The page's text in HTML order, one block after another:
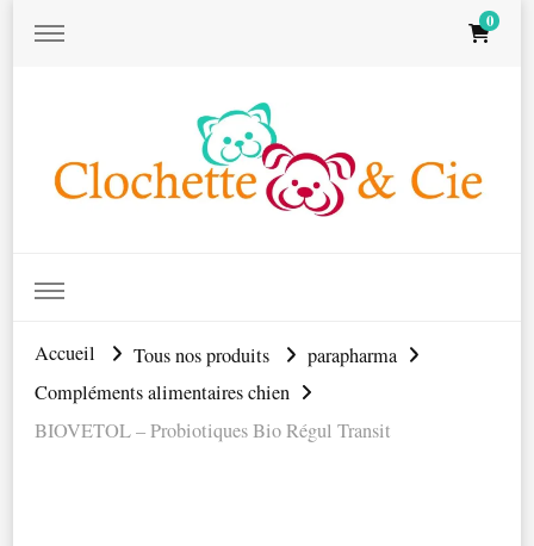
0
Clochette
& Cie
Accueil Tous nos produits
parapharma
Compléments alimentaires chien
BIOVETOL – Probiotiques Bio Régul Transit